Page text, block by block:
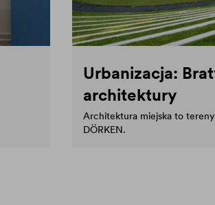
Urbanizacja:
architektury
Architektura miejska to
DÖRKEN.